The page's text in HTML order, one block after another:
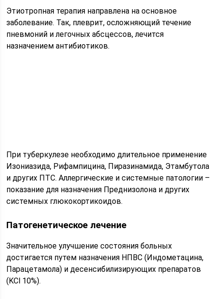
Этиотропная терапия направлена на основное
заболевание. Так, плеврит, осложняющий течение
пневмоний и легочных абсцессов, лечится
назначением антибиотиков.
При туберкулезе необходимо длительное применение
Изониазида, Рифампицина, Пиразинамида, Этамбутола
и других ПТС. Аллергические и системные патологии –
показание для назначения Преднизолона и других
системных глюкокортикоидов.
Патогенетическое лечение
Значительное улучшение состояния больных
достигается путем назначения НПВС (Индометацина,
Парацетамола) и десенсибилизирующих препаратов
(KCl 10%).